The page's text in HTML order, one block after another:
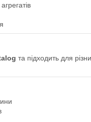
та підходить для